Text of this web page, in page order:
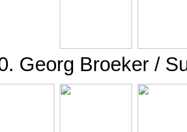
Georg Broeker /